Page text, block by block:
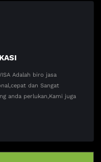
Adalah biro jasa
dan Sangat
anda perlukan,Kami juga